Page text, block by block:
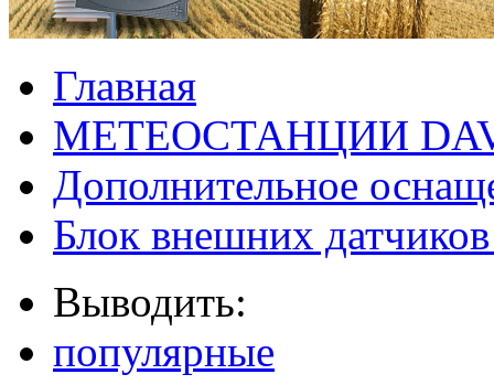
Главная
МЕТЕОСТАНЦИИ
Дополнительное
Блок внешних
Выводить:
популярные